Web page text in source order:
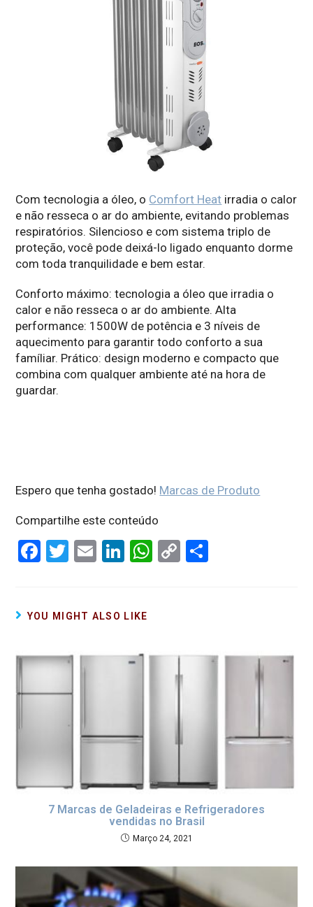
Com tecnologia a óleo, o Comfort Heat irradia o calor
e não resseca o ar do ambiente, evitando problemas
respiratórios. Silencioso e com sistema triplo de
proteção, você pode deixá-lo ligado enquanto dorme
com toda tranquilidade e bem estar.
Conforto máximo: tecnologia a óleo que irradia o
calor e não resseca o ar do ambiente. Alta
performance: 1500W de potência e 3 níveis de
aquecimento para garantir todo conforto a sua
famíliar. Prático: design moderno e compacto que
combina com qualquer ambiente até na hora de
guardar.
Espero que tenha gostado! Marcas de Produto
Compartilhe este conteúdo
F
b
o
k
T
er
E
Li
dI
W
p
C
YOU MIGHT ALSO LIKE
7 Marcas de Geladeiras e Refrigeradores
vendidas no Brasil
Março 24, 2021